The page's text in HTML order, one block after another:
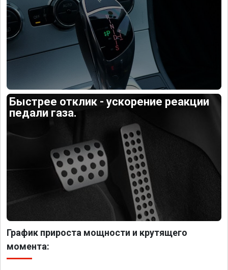
Быстрее отклик - ускорение реакции
педали газа.
График прироста мощности и крутящего
момента: